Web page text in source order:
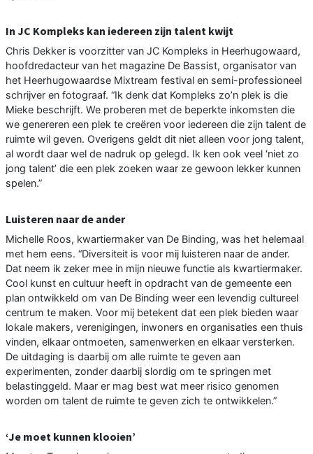
In JC Kompleks kan iedereen zijn talent kwijt
Chris Dekker is voorzitter van JC Kompleks in Heerhugowaard,
hoofdredacteur van het magazine De Bassist, organisator van
het Heerhugowaardse Mixtream festival en semi-professioneel
schrijver en fotograaf. “Ik denk dat Kompleks zo’n plek is die
Mieke beschrijft. We proberen met de beperkte inkomsten die
we genereren een plek te creëren voor iedereen die zijn talent de
ruimte wil geven. Overigens geldt dit niet alleen voor jong talent,
al wordt daar wel de nadruk op gelegd. Ik ken ook veel ‘niet zo
jong talent’ die een plek zoeken waar ze gewoon lekker kunnen
spelen.”
Luisteren naar de ander
Michelle Roos, kwartiermaker van De Binding, was het helemaal
met hem eens. “Diversiteit is voor mij luisteren naar de ander.
Dat neem ik zeker mee in mijn nieuwe functie als kwartiermaker.
Cool kunst en cultuur heeft in opdracht van de gemeente een
plan ontwikkeld om van De Binding weer een levendig cultureel
centrum te maken. Voor mij betekent dat een plek bieden waar
lokale makers, verenigingen, inwoners en organisaties een thuis
vinden, elkaar ontmoeten, samenwerken en elkaar versterken.
De uitdaging is daarbij om alle ruimte te geven aan
experimenten, zonder daarbij slordig om te springen met
belastinggeld. Maar er mag best wat meer risico genomen
worden om talent de ruimte te geven zich te ontwikkelen.”
‘Je moet kunnen klooien’